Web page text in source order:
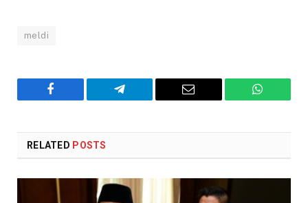
meldi
Facebook Telegram Email
RELATED POSTS